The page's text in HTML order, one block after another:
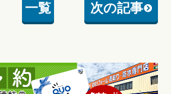
一覧 次の記事